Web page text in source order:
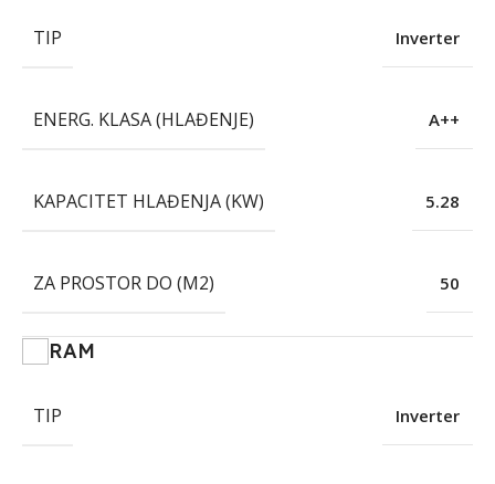
TIP Inverter
ENERG. KLASA (HLAĐENJE) A++
KAPACITET HLAĐENJA (KW) 5.28
ZA PROSTOR DO (M2) 50
RAM
TIP Inverter